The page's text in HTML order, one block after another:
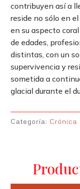
contribuyen así a
reside no sólo en
en su aspecto
de edades,
distintas, con un
supervivencia y
sometida a
glacial durante el
Categoría: Crónica